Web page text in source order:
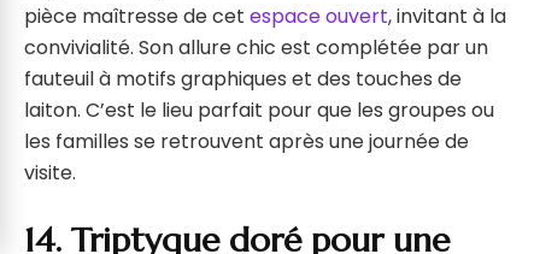
pièce maîtresse de cet espace ouvert, invitant à la
convivialité. Son allure chic est complétée par un
fauteuil à motifs graphiques et des touches de
laiton. C’est le lieu parfait pour que les groupes ou
les familles se retrouvent après une journée de
visite.
14. Triptyque doré pour une